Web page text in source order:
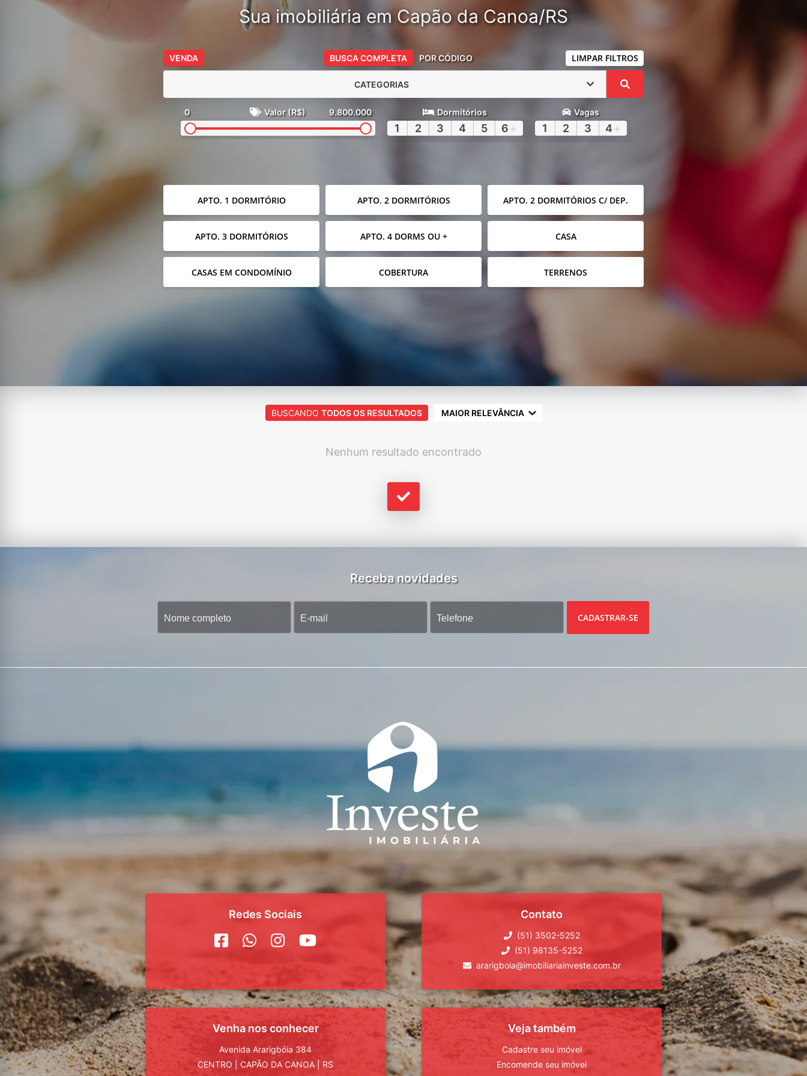
Sua imobiliária em Capão da Canoa/RS
VENDA BUSCA COMPLETA POR CÓDIGO LIMPAR FILTROS
CATEGORIAS
0 Valor (R$) 9.800.000 Dormitórios
1 2 3 4 5 6 +
Vagas
1 2 3 4 +
APTO. 1 DORMITÓRIO APTO. 2 DORMITÓRIOS APTO. 2 DORMITÓRIOS C/ DEP.
APTO. 3 DORMITÓRIOS APTO. 4 DORMS OU + CASA
CASAS EM CONDOMÍNIO COBERTURA TERRENOS
BUSCANDO TODOS OS RESULTADOS MAIOR RELEVÂNCIA
Nenhum resultado encontrado
Receba novidades
CADASTRAR-SE
Redes Sociais Contato
(51) 3502-5252
(51) 98135-5252
ararigboia@imobiliariainveste.com.br
Venha nos conhecer
Avenida Ararigbóia 384
CENTRO
CAPÃO DA CANOA
RS
Veja também
Cadastre seu imóvel
Encomende seu imóvel